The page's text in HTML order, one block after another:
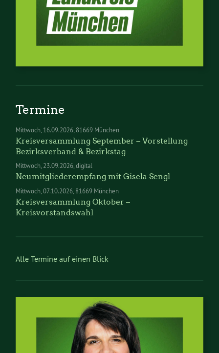
Termine
Mittwoch 16.09.2026 81669 München
Kreisversammlung September – Vorstellung
Bezirksverband & Bezirkstag
Mittwoch 23.09.2026 digital
Neumitgliederempfang mit Gisela Sengl
Mittwoch 07.10.2026 81669 München
Kreisversammlung Oktober –
Kreisvorstandswahl
Alle Termine auf einen Blick